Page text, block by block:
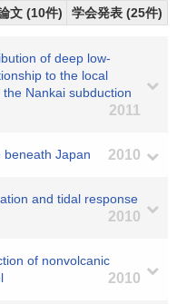
文 (10件) 学会発表 (25件)
of deep low-
to the local
Nankai subduction
2011
beneath Japan 2010
and tidal response
2010
of nonvolcanic
2010